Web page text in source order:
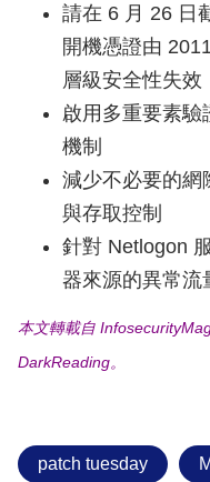
請在 6 月 26 日
開機憑證由
層級安全性失效
啟用多重要素驗
機制
減少不必要的網
與存取控制
針對 Netlogon
器來源的異常流
本文轉載自
DarkReading。
patch tuesday